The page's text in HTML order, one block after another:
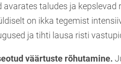
avarates taludes ja kepslevad
on ikka tegemist
ja tihti lausa risti
väärtuste rõhutamine.